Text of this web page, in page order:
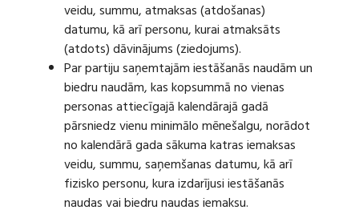
veidu, summu, atmaksas (atdošanas)
datumu, kā arī personu, kurai atmaksāts
(atdots) dāvinājums (ziedojums).
Par partiju saņemtajām iestāšanās naudām un
biedru naudām, kas kopsummā no vienas
personas attiecīgajā kalendārajā gadā
pārsniedz vienu minimālo mēnešalgu, norādot
no kalendārā gada sākuma katras iemaksas
veidu, summu, saņemšanas datumu, kā arī
fizisko personu, kura izdarījusi iestāšanās
naudas vai biedru naudas iemaksu.